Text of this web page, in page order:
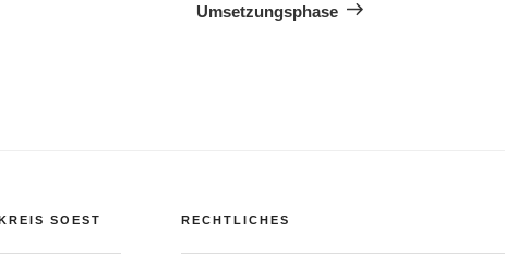
Umsetzungsphase
SOEST RECHTLICHES